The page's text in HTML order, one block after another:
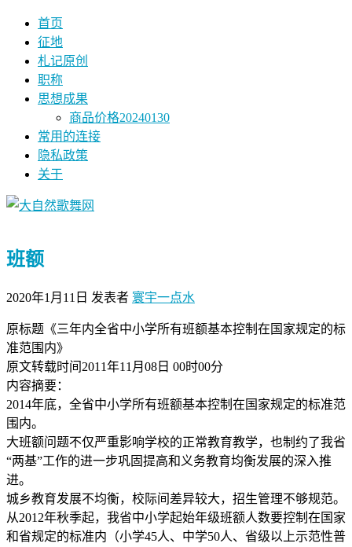
首页
征地
札记原创
职称
思想成果
商品价格20240130
常用的连接
隐私政策
关于
班额
2020年1月11日 发表者 寰宇一点水
原标题《三年内全省中小学所有班额基本控制在国家规定的标
准范围内》
原文转载时间2011年11月08日 00时00分
内容摘要：
2014年底，全省中小学所有班额基本控制在国家规定的标准范
围内。
大班额问题不仅严重影响学校的正常教育教学，也制约了我省
“两基”工作的进一步巩固提高和义务教育均衡发展的深入推
进。
城乡教育发展不均衡，校际间差异较大，招生管理不够规范。
从2012年秋季起，我省中小学起始年级班额人数要控制在国家
和省规定的标准内（小学45人、中学50人、省级以上示范性普